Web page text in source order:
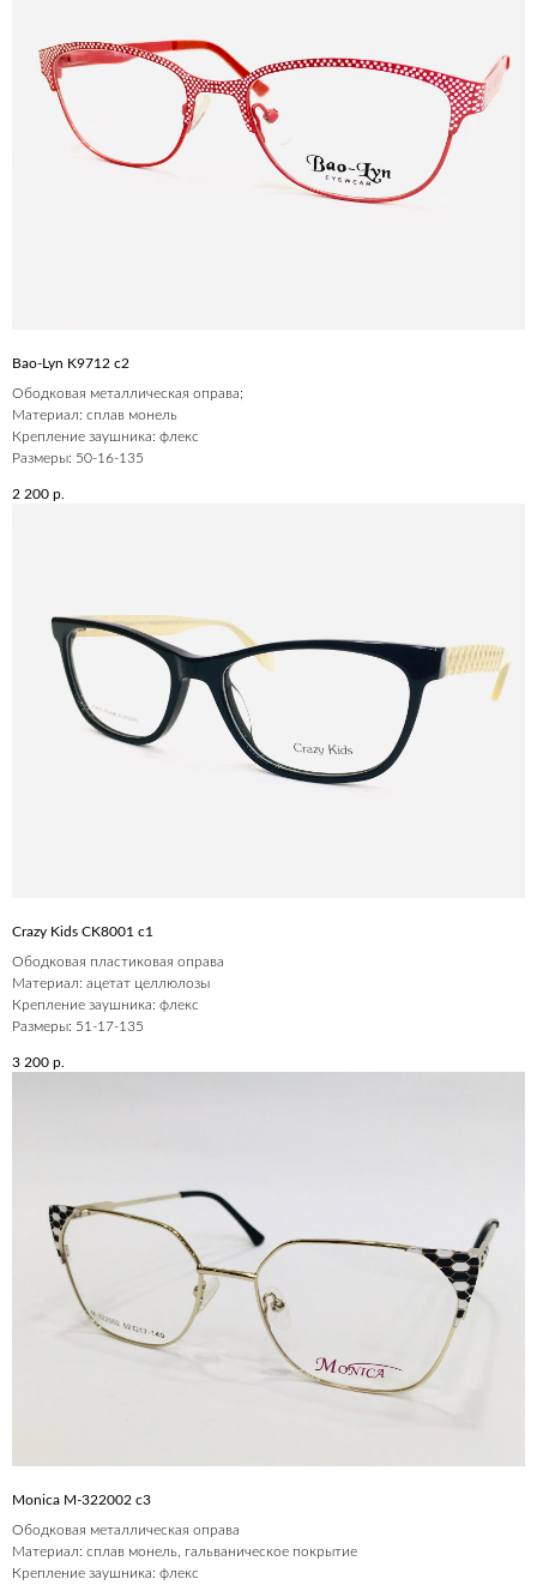
Bao-Lyn K9712 c2
Ободковая металлическая оправа;
Материал: сплав монель
Крепление заушника: флекс
Размеры: 50-16-135
2 200 р.
Crazy Kids CK8001 c1
Ободковая пластиковая оправа
Материал: ацетат целлюлозы
Крепление заушника: флекс
Размеры: 51-17-135
3 200 р.
Monica M-322002 с3
Ободковая металлическая оправа
Материал: сплав монель, гальваническое покрытие
Крепление заушника: флекс